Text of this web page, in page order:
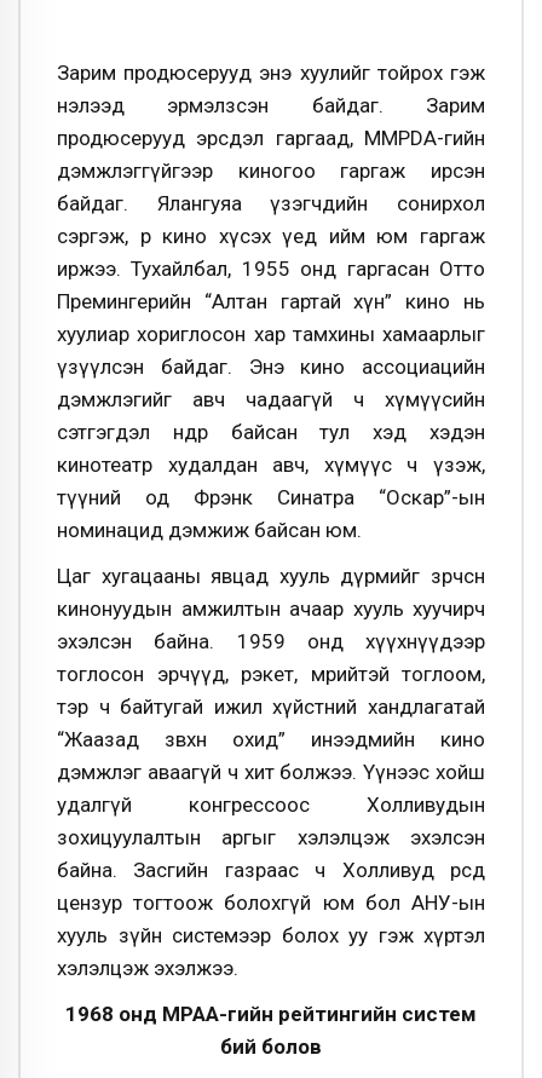
Зарим продюсерууд энэ хуулийг тойрох гэж
нэлээд эрмэлзсэн байдаг. Зарим
продюсерууд эрсдэл гаргаад, MMPDA-гийн
дэмжлэггүйгээр киногоо гаргаж ирсэн
байдаг. Ялангуяа үзэгчдийн сонирхол
сэргэж, өөр кино хүсэх үед ийм юм гаргаж
иржээ. Тухайлбал, 1955 онд гаргасан Отто
Премингерийн “Алтан гартай хүн” кино нь
хуулиар хориглосон хар тамхины хамаарлыг
үзүүлсэн байдаг. Энэ кино ассоциацийн
дэмжлэгийг авч чадаагүй ч хүмүүсийн
сэтгэгдэл өндөр байсан тул хэд хэдэн
кинотеатр худалдан авч, хүмүүс ч үзэж,
түүний од Фрэнк Синатра “Оскар”-ын
номинацид дэмжиж байсан юм.
Цаг хугацааны явцад хууль дүрмийг зөрчсөн
кинонуудын амжилтын ачаар хууль хуучирч
эхэлсэн байна. 1959 онд хүүхнүүдээр
тоглосон эрчүүд, рэкет, мөрийтэй тоглоом,
тэр ч байтугай ижил хүйстний хандлагатай
“Жаазад зөвхөн охид” инээдмийн кино
дэмжлэг аваагүй ч хит болжээ. Үүнээс хойш
удалгүй конгрессоос Холливудын
зохицуулалтын аргыг хэлэлцэж эхэлсэн
байна. Засгийн газраас ч Холливуд өөрсдөө
цензур тогтоож болохгүй юм бол АНУ-ын
хууль зүйн системээр болох уу гэж хүртэл
хэлэлцэж эхэлжээ.
1968 онд МРАА-гийн рейтингийн систем
бий болов